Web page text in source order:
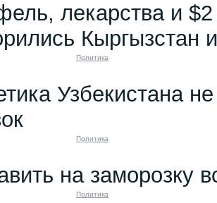
лекарства и
Кыргызстан
Политика
Узбекистана
Политика
на заморозку
Политика